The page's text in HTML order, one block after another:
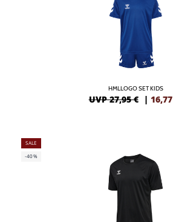
HMLLOGO SET KIDS
UVP 27,95 € | 16,77
SALE
-40%